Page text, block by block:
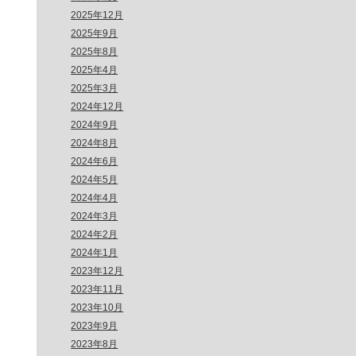
2025年12月
2025年9月
2025年8月
2025年4月
2025年3月
2024年12月
2024年9月
2024年8月
2024年6月
2024年5月
2024年4月
2024年3月
2024年2月
2024年1月
2023年12月
2023年11月
2023年10月
2023年9月
2023年8月